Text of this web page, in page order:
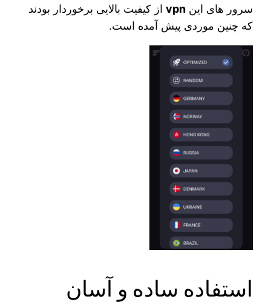
سرور های اینvpn از کیفیت بالایی برخوردار بودند
که چنین موردی پیش آمده است.
استفاده ساده و آسان